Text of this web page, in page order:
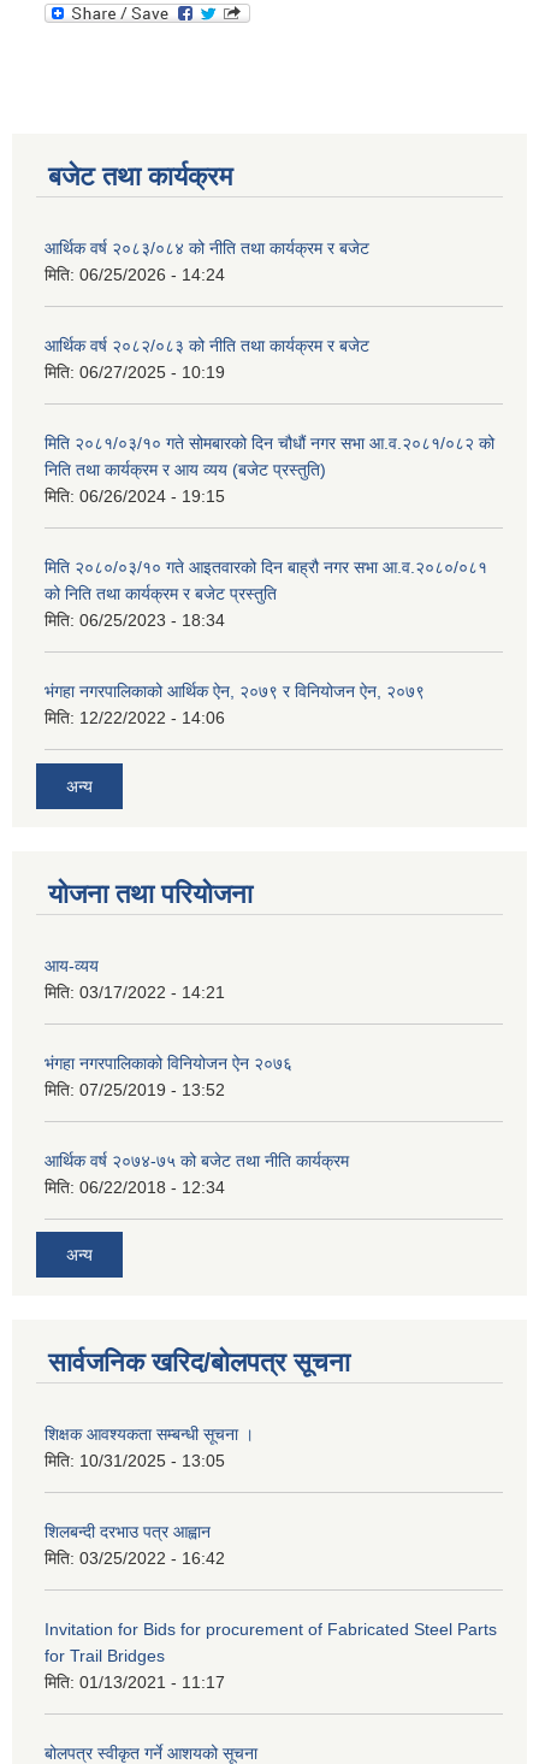
बजेट तथा कार्यक्रम
आर्थिक वर्ष २०८३/०८४ को नीति तथा कार्यक्रम र बजेट
मिति: 06/25/2026 - 14:24
आर्थिक वर्ष २०८२/०८३ को नीति तथा कार्यक्रम र बजेट
मिति: 06/27/2025 - 10:19
मिति २०८१/०३/१० गते सोमबारको दिन चौधौं नगर सभा आ.व.२०८१/०८२ को
निति तथा कार्यक्रम र आय व्यय (बजेट प्रस्तुति)
मिति: 06/26/2024 - 19:15
मिति २०८०/०३/१० गते आइतवारको दिन बाह्रौ नगर सभा आ.व.२०८०/०८१
को निति तथा कार्यक्रम र बजेट प्रस्तुति
मिति: 06/25/2023 - 18:34
भंगहा नगरपालिकाको आर्थिक ऐन, २०७९ र विनियोजन ऐन, २०७९
मिति: 12/22/2022 - 14:06
अन्य
योजना तथा परियोजना
आय-व्यय
मिति: 03/17/2022 - 14:21
भंगहा नगरपालिकाको विनियोजन ऐन २०७६
मिति: 07/25/2019 - 13:52
आर्थिक वर्ष २०७४-७५ को बजेट तथा नीति कार्यक्रम
मिति: 06/22/2018 - 12:34
अन्य
सार्वजनिक खरिद/बोलपत्र सूचना
शिक्षक आवश्यकता सम्बन्धी सूचना ।
मिति: 10/31/2025 - 13:05
शिलबन्दी दरभाउ पत्र आह्वान
मिति: 03/25/2022 - 16:42
Invitation for Bids for procurement of Fabricated Steel Parts
for Trail Bridges
मिति: 01/13/2021 - 11:17
बोलपत्र स्वीकृत गर्ने आशयको सूचना